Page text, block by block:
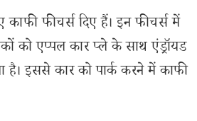
फीचर्स दिए हैं। इन फीचर्स में
को एप्पल कार प्ले के साथ एंड्रॉयड
है। इससे कार को पार्क करने में काफी